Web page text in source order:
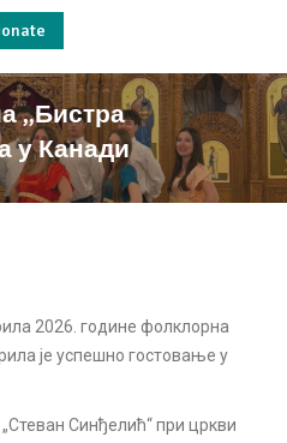
„Бистра
у Канади
2026. године фолклорна
је успешно гостовање у
Синђелић“ при цркви